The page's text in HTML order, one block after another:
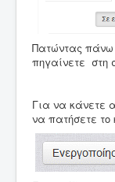
Πατώντας
πηγαίνετε στη
Για να κάνετε
να πατήσετε το